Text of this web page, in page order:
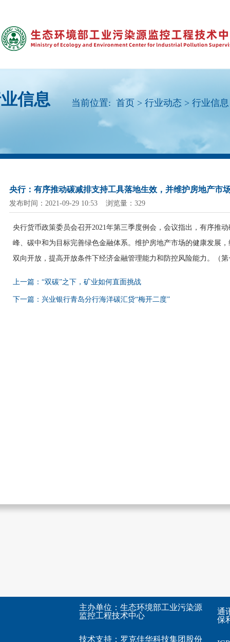
信息 当前位置: 首页 > 行业动态 > 行业信息
央行：有序推动碳减排支持工具落地生效，并维护房地产市
发布时间：2021-09-29 10:53 浏览量：329
央行货币政策委员会召开2021年第三季度例会，会议指出，有序推
峰、碳中和为目标完善绿色金融体系。维护房地产市场的健康发展
双向开放，提高开放条件下经济金融管理能力和防控风险能力。（
上一篇：“双碳”之下，矿业如何直面挑战
下一篇：兴业银行青岛分行海洋碳汇贷“梅开二度”
主办单位：生态环境部工业污染源
监控工程技术中心
技术支持： 罗克佳华科技集团股份
通
保